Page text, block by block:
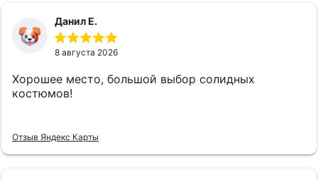
Данил Е.
8 августа 2026
Хорошее место, большой выбор солидных
костюмов!
Отзыв Яндекс Карты